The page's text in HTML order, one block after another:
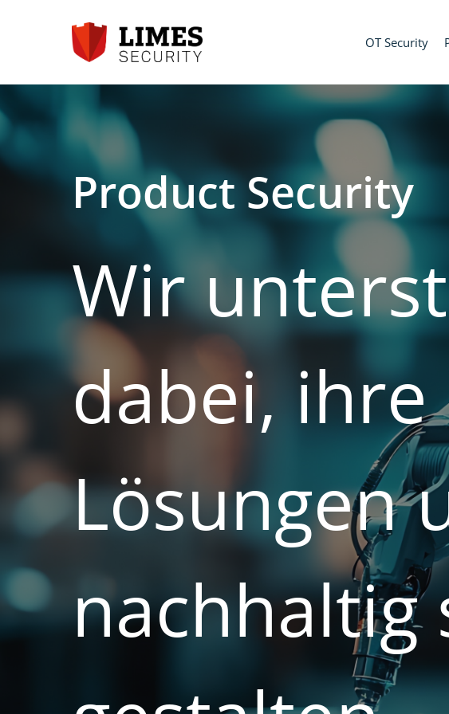
OT Security
Product Security
Wir
dabei, ihre
Lösungen
nachhaltig